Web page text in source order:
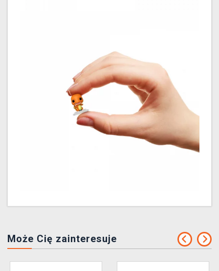
Może Cię zainteresuje